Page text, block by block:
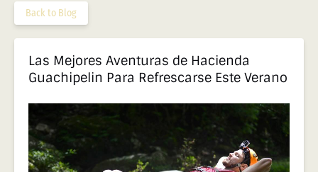
Back to Blog
Las Mejores Aventuras de Hacienda
Guachipelin Para Refrescarse Este Verano